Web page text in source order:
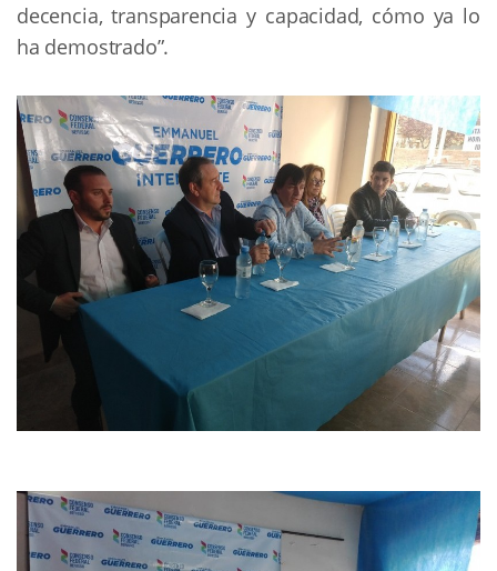
decencia, transparencia y capacidad, cómo ya lo
ha demostrado”.